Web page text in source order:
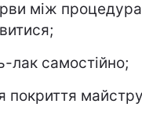
між
лак самостійно;
покриття